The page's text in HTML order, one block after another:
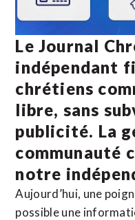
Le Journal
indépendant
chrétiens
libre, sans
publicité. La
communauté
notre
Aujourd’hui, une
possible une